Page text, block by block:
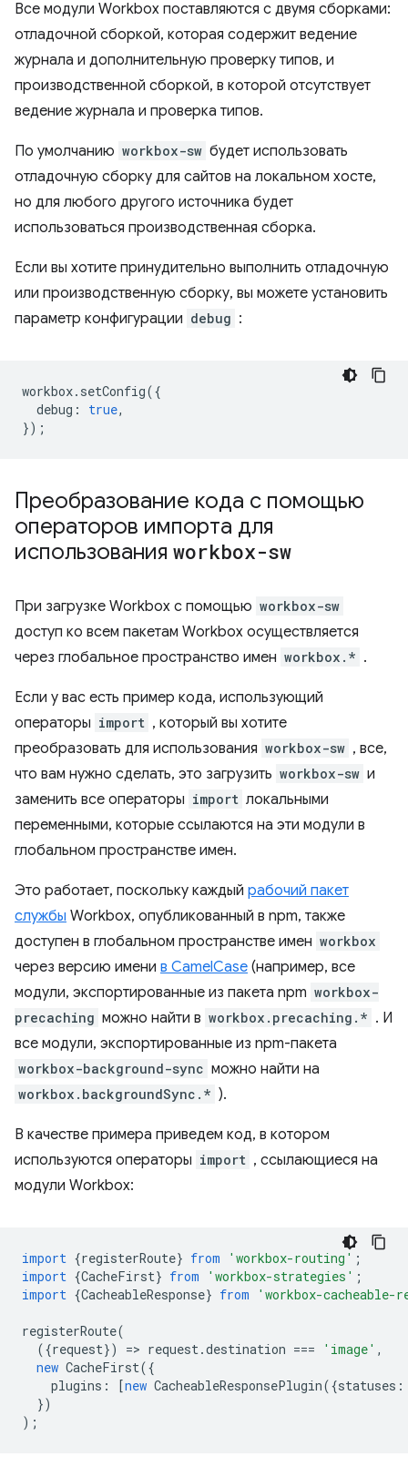
Все модули Workbox поставляются с двумя сборками:
отладочной сборкой, которая содержит ведение
журнала и дополнительную проверку типов, и
производственной сборкой, в которой отсутствует
ведение журнала и проверка типов.
По умолчанию workbox-sw будет использовать
отладочную сборку для сайтов на локальном хосте,
но для любого другого источника будет
использоваться производственная сборка.
Если вы хотите принудительно выполнить отладочную
или производственную сборку, вы можете установить
параметр конфигурации debug :
workbox. setConfig({
debug : true,
});
Преобразование кода с помощью
операторов импорта для
использования workbox-sw
При загрузке Workbox с помощью workbox-sw
доступ ко всем пакетам Workbox осуществляется
через глобальное пространство имен workbox.* .
Если у вас есть пример кода, использующий
операторы import , который вы хотите
преобразовать для использования workbox-sw , все,
что вам нужно сделать, это загрузить workbox-sw и
заменить все операторы import локальными
переменными, которые ссылаются на эти модули в
глобальном пространстве имен.
Это работает, поскольку каждый рабочий пакет
службы Workbox, опубликованный в npm, также
доступен в глобальном пространстве имен workbox
через версию имени в CamelCase (например, все
модули, экспортированные из пакета npm workbox-
precaching можно найти в workbox.precaching.* . И
все модули, экспортированные из npm-пакета
workbox-background-sync можно найти на
workbox.backgroundSync.* ).
В качестве примера приведем код, в котором
используются операторы import , ссылающиеся на
модули Workbox:
import {registerRoute} from 'workbox-routing' ;
import {CacheFirst} from 'workbox-strategies' ;
import {CacheableResponse} from 'workbox-cacheable-
registerRoute(
({request}) => request.destination === 'image' ,
new CacheFirst({
plugins : [new CacheableResponsePlugin({statuses :
})
);